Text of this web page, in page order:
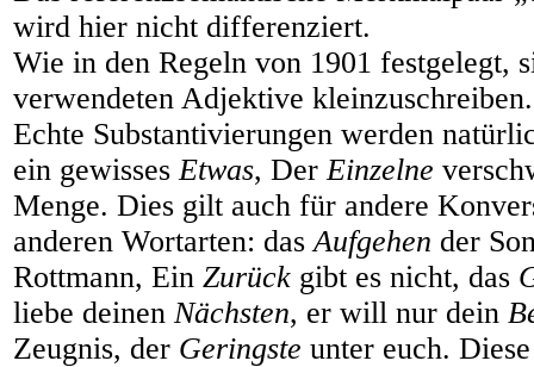
wird hier nicht differenziert.
Wie in den Regeln von 1901 festgelegt,
verwendeten Adjektive kleinzuschreiben.
Echte Substantivierungen werden
ein gewissesEtwas, DerEinzelne
Menge. Dies gilt auch für andere
anderen Wortarten: dasAufgehen der
Rottmann, Ein Zurück gibt es nicht, das
liebe deinen Nächsten, er will nur dein
Zeugnis, der Geringste unter euch.